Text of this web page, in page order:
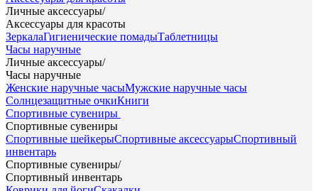
Личные аксессуары/
Аксессуары для красоты
ЗеркалаГигиенические помадыТаблетницы
Часы наручные
Личные аксессуары/
Часы наручные
Женские наручные часыМужские наручные часы
Солнцезащитные очкиКниги
Спортивные сувениры
Спортивные сувениры
Спортивные шейкерыСпортивные аксессуарыСпортивный
инвентарь
Спортивные сувениры/
Спортивный инвентарь